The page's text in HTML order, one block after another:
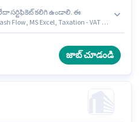
సర్టిఫికెట్ కలిగి ఉండాలి. ఈ
Flow, MS Excel, Taxation - VAT &
మీరు నెలకు ₹25000 వరకు
Aadhar Card కలిగి
జాబ్ చూడండి